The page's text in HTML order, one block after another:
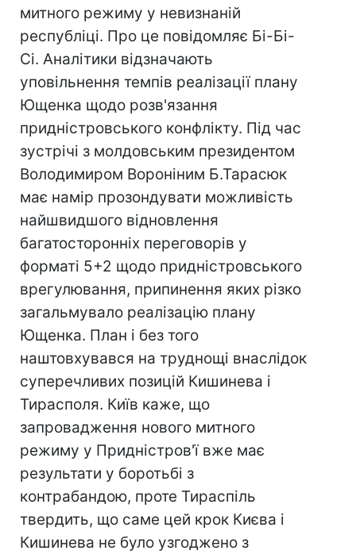
митного режиму у невизнаній
республіці. Про це повідомляє Бі-Бі-
Сі. Аналітики відзначають
уповільнення темпів реалізації плану
Ющенка щодо розв'язання
придністровського конфлікту. Під час
зустрічі з молдовським президентом
Володимиром Вороніним Б.Тарасюк
має намір прозондувати можливість
найшвидшого відновлення
багатосторонніх переговорів у
форматі 5+2 щодо придністровського
врегулювання, припинення яких різко
загальмувало реалізацію плану
Ющенка. План і без того
наштовхувався на труднощі внаслідок
суперечливих позицій Кишинева і
Тирасполя. Київ каже, що
запровадження нового митного
режиму у Придністров'ї вже має
результати у боротьбі з
контрабандою, проте Тираспіль
твердить, що саме цей крок Києва і
Кишинева не було узгоджено з